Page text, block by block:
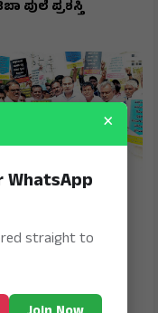
ಪುಲೆ ಪ್ರಶಸ್ತಿ
ಹೆದ್ದಾರಿ ಪಕ್ಕದ
×
WhatsApp
straight to